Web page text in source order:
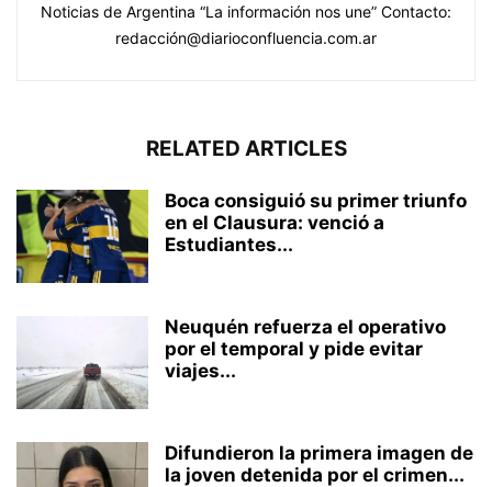
Noticias de Argentina “La información nos une” Contacto:
redacción@diarioconfluencia.com.ar
RELATED ARTICLES
Boca consiguió su primer triunfo
en el Clausura: venció a
Estudiantes...
Neuquén refuerza el operativo
por el temporal y pide evitar
viajes...
Difundieron la primera imagen de
la joven detenida por el crimen...